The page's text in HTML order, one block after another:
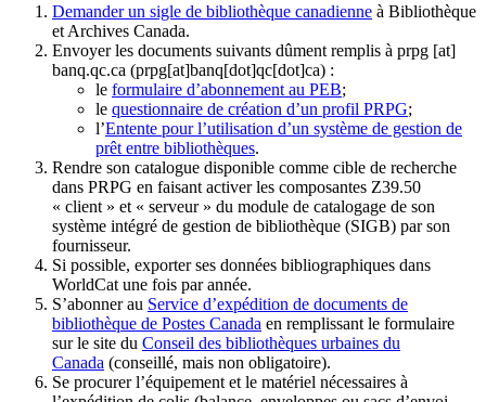
Demander un sigle de bibliothèque canadienne à Bibliothèque
et Archives Canada.
Envoyer les documents suivants dûment remplis à prpg [at]
banq.qc.ca (prpg[at]banq[dot]qc[dot]ca) :
le formulaire d’abonnement au PEB;
le questionnaire de création d’un profil PRPG;
l’Entente pour l’utilisation d’un système de gestion de
prêt entre bibliothèques.
Rendre son catalogue disponible comme cible de recherche
dans PRPG en faisant activer les composantes Z39.50
« client » et « serveur » du module de catalogage de son
système intégré de gestion de bibliothèque (SIGB) par son
fournisseur.
Si possible, exporter ses données bibliographiques dans
WorldCat une fois par année.
S’abonner au Service d’expédition de documents de
bibliothèque de Postes Canada en remplissant le formulaire
sur le site du Conseil des bibliothèques urbaines du
Canada (conseillé, mais non obligatoire).
Se procurer l’équipement et le matériel nécessaires à